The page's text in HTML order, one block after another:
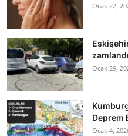
Ocak 22,
Ocak 29,
Deprem
Ocak 4,